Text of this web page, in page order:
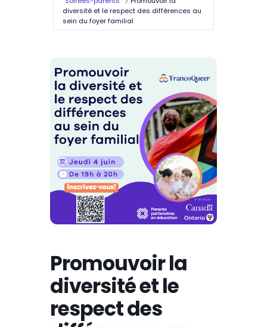
diversité et le respect des différences au
sein du foyer familial
Promouvoir la
diversité et le
respect des